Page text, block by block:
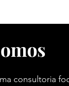
consultoria